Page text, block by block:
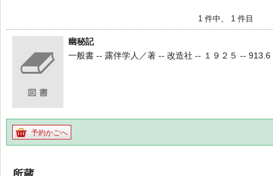
1 件中、 1 件目
幽秘記
一般書 -- 露伴学人／著 -- 改造社 -- １９２５ -- 913.6
予約かごへ